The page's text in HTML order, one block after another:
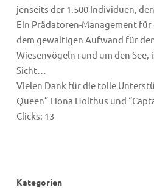
jenseits der 1.500 Individuen,
Ein Prädatoren-Management
dem gewaltigen Aufwand für
Wiesenvögeln rund um den
Sicht…
Vielen Dank für die tolle
Queen” Fiona Holthus und
Clicks: 13
Kategorien